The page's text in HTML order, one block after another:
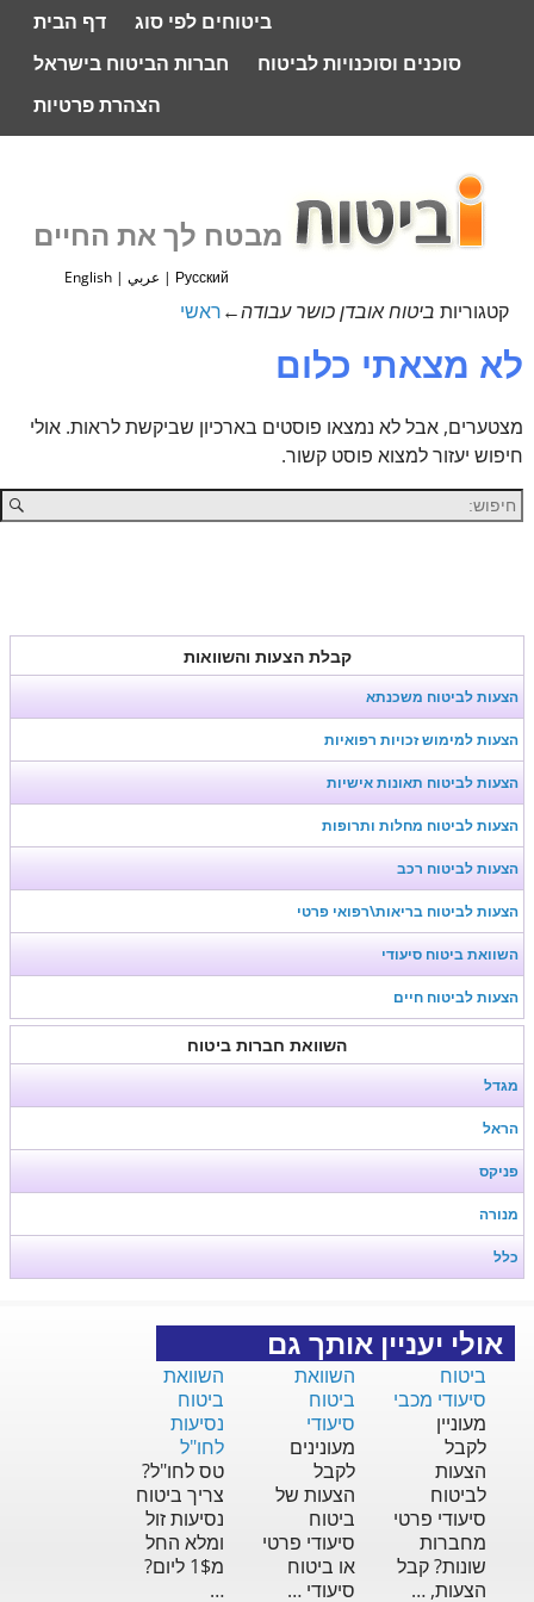
דף הבית
ביטוחים לפי סוג
חברות הביטוח בישראל
סוכנים וסוכנויות לביטוח
הצהרת פרטיות
מבטח לך את החיים
Русский
| عربي |
English
קטגוריות ביטוח אובדן כושר עבודה←ראשי
לא מצאתי כלום
מצטערים, אבל לא נמצאו פוסטים בארכיון שביקשת לראות. אולי
חיפוש יעזור למצוא פוסט קשור.
קבלת הצעות והשוואות
הצעות לביטוח משכנתא
הצעות למימוש זכויות רפואיות
הצעות לביטוח תאונות אישיות
הצעות לביטוח מחלות ותרופות
הצעות לביטוח רכב
הצעות לביטוח בריאות\רפואי פרטי
השוואת ביטוח סיעודי
הצעות לביטוח חיים
השוואת חברות ביטוח
מגדל
הראל
פניקס
מנורה
כלל
אולי יעניין אותך גם
ביטוח
סיעודי מכבי
מעוניין
לקבל
הצעות
לביטוח
סיעודי פרטי
מחברות
שונות? קבל
הצעות, …
השוואת
ביטוח
סיעודי
מעונינים
לקבל
הצעות של
ביטוח
סיעודי פרטי
או ביטוח
סיעודי …
השוואת
ביטוח
נסיעות
לחו"ל
טס לחו"ל?
צריך ביטוח
נסיעות זול
ומלא החל
מ1$ ליום?
…